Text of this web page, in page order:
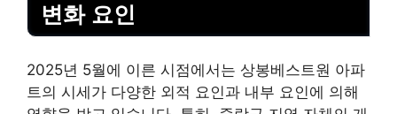
변화 요인
2025년 5월에 이른 시점에서는 상봉베스트원 아파
트의 시세가 다양한 외적 요인과 내부 요인에 의해